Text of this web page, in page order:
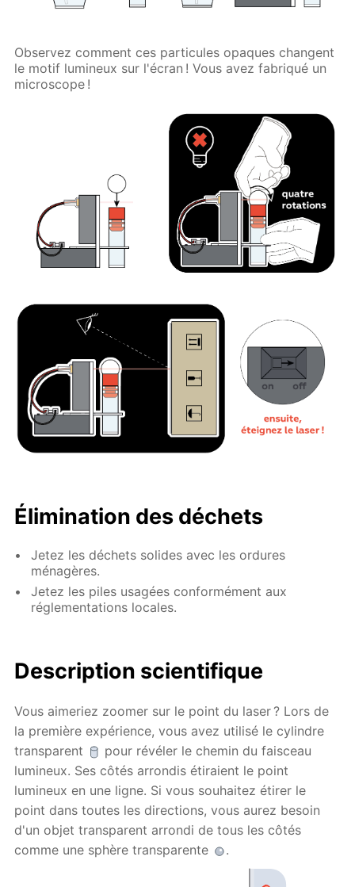
Observez comment ces particules opaques changent
le motif lumineux sur l'écran ! Vous avez fabriqué un
microscope !
Élimination des déchets
Jetez les déchets solides avec les ordures
ménagères.
Jetez les piles usagées conformément aux
réglementations locales.
Description scientifique
Vous aimeriez zoomer sur le point du laser ? Lors de
la première expérience, vous avez utilisé le cylindre
transparent
pour révéler le chemin du faisceau
lumineux. Ses côtés arrondis étiraient le point
lumineux en une ligne. Si vous souhaitez étirer le
point dans toutes les directions, vous aurez besoin
d'un objet transparent arrondi de tous les côtés
comme une sphère transparente
.